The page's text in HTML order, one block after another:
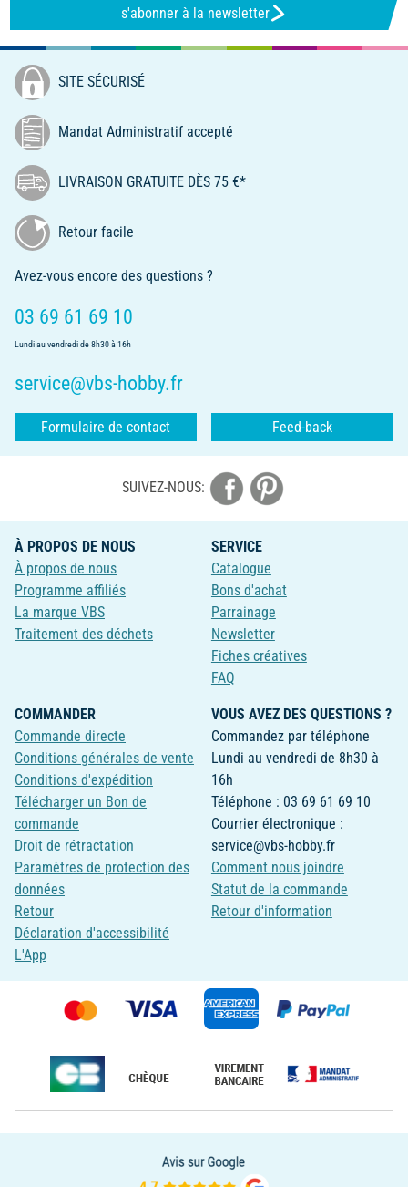
s'abonner à la newsletter
SITE SÉCURISÉ
Mandat Administratif accepté
LIVRAISON GRATUITE DÈS 75 €*
Retour facile
Avez-vous encore des questions ?
03 69 61 69 10
Lundi au vendredi de 8h30 à 16h
service@vbs-hobby.fr
Formulaire de contact Feed-back
SUIVEZ-NOUS:
À PROPOS DE NOUS
À propos de nous
Programme affiliés
La marque VBS
Traitement des déchets
SERVICE
Catalogue
Bons d'achat
Parrainage
Newsletter
Fiches créatives
FAQ
COMMANDER
Commande directe
Conditions générales de vente
Conditions d'expédition
Télécharger un Bon de
commande
Droit de rétractation
Paramètres de protection des
données
Retour
Déclaration d'accessibilité
L'App
VOUS AVEZ DES QUESTIONS ?
Commandez par téléphone
Lundi au vendredi de 8h30 à
16h
Téléphone : 03 69 61 69 10
Courrier électronique :
service@vbs-hobby.fr
Comment nous joindre
Statut de la commande
Retour d'information